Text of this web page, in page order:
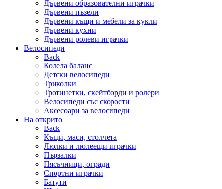
Дървени образователни играчки
Дървени пъзели
Дървени къщи и мебели за кукли
Дървени кухни
Дървени ролеви играчки
Велосипеди
Back
Колела баланс
Детски велосипеди
Триколки
Тротинетки, скейтборди и ролери
Велосипеди със скорости
Аксесоари за велосипеди
На открито
Back
Къщи, маси, столчета
Люлки и люлеещи играчки
Пързалки
Пясъчници, огради
Спортни играчки
Батути